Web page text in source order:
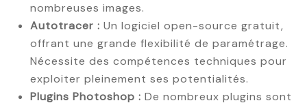
nombreuses images.
Autotracer : Un logiciel open-source gratuit,
offrant une grande flexibilité de paramétrage.
Nécessite des compétences techniques pour
exploiter pleinement ses potentialités.
Plugins Photoshop : De nombreux plugins sont